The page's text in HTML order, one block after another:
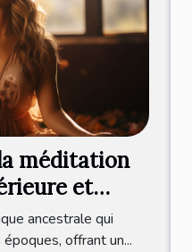
méditation
et
ancestrale qui
offrant un...